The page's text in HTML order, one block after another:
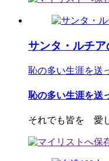
サンタ・ルチア
恥の多い生涯を送
恥の多い生涯を送
それでも皆を 愛